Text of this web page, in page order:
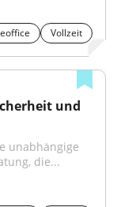
Vollzeit
und
unabhängige
die...